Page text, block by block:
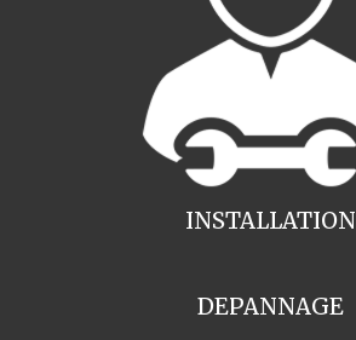
INSTALLATION
DEPANNAGE